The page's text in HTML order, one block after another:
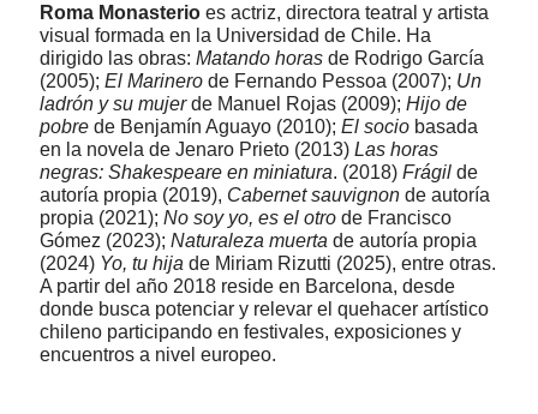
Roma Monasterio es actriz, directora teatral y artista
visual formada en la Universidad de Chile. Ha
dirigido las obras: Matando horas de Rodrigo García
(2005); El Marinero de Fernando Pessoa (2007); Un
ladrón y su mujerde Manuel Rojas (2009); Hijo de
pobre de Benjamín Aguayo (2010); El socio basada
en la novela de Jenaro Prieto (2013) Las horas
negras: Shakespeare en miniatura. (2018) Frágil de
autoría propia (2019), Cabernet sauvignon de autoría
propia (2021); No soy yo, es el otro de Francisco
Gómez (2023); Naturaleza muerta de autoría propia
(2024) Yo, tu hija de Miriam Rizutti (2025), entre otras.
A partir del año 2018 reside en Barcelona, desde
donde busca potenciar y relevar el quehacer artístico
chileno participando en festivales, exposiciones y
encuentros a nivel europeo.